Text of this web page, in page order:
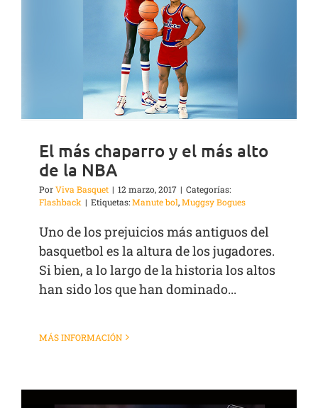
El más chaparro y el más alto
de la NBA
PorViva Basquet | 12 marzo, 2017 | Categorías:
Flashback | Etiquetas:Manute bol,Muggsy Bogues
Uno de los prejuicios más antiguos del
basquetbol es la altura de los jugadores.
Si bien, a lo largo de la historia los altos
han sido los que han dominado...
MÁS INFORMACIÓN